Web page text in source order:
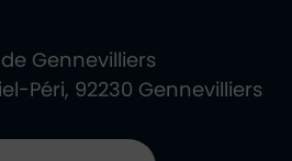
Gennevilliers
Péri, 92230 Gennevilliers